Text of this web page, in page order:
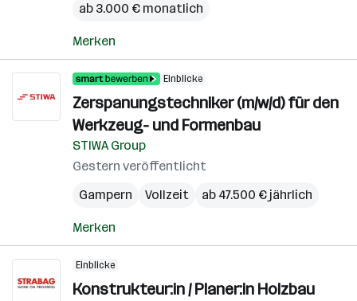
ab 3.000 € monatlich
Merken
Einblicke
Zerspanungstechniker (m/w/d) für den
Werkzeug- und Formenbau
STIWA Group
Gestern veröffentlicht
Gampern
Vollzeit ab 47.500 € jährlich
Merken
Einblicke
Konstrukteur:in / Planer:in Holzbau